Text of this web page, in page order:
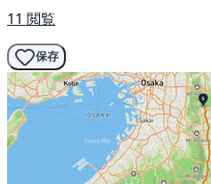
11 閲覧
保存